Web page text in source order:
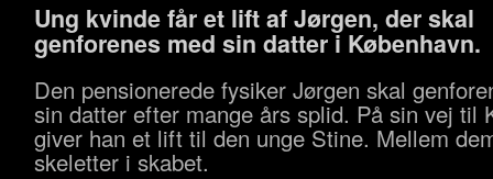
Ung kvinde får et lift af Jørgen, der skal
genforenes med sin datter i København.
Den pensionerede fysiker Jørgen skal
sin datter efter mange års splid. På sin vej til
giver han et lift til den unge Stine. Mellem
skeletter i skabet.